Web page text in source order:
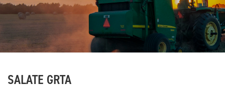
SALATE GRTA